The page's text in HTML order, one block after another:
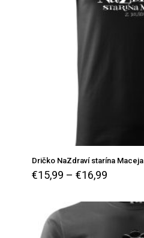
Dričko NaZdraví starína Maceja
€15,99 – €16,99